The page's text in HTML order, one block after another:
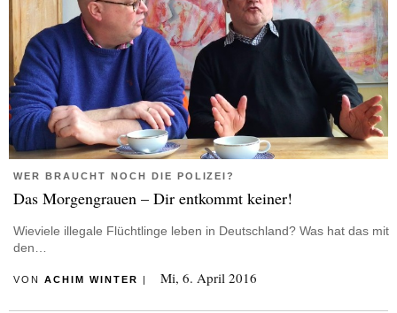
WER BRAUCHT NOCH DIE POLIZEI?
Das Morgengrauen – Dir entkommt keiner!
Wieviele illegale Flüchtlinge leben in Deutschland? Was hat das mit
den…
VON ACHIM WINTER | Mi, 6. April 2016